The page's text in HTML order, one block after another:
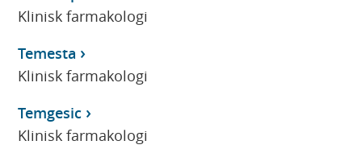
Klinisk farmakologi
Temesta
Klinisk farmakologi
Temgesic
Klinisk farmakologi